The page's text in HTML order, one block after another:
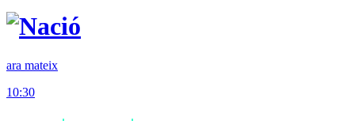
ara mateix
10:30